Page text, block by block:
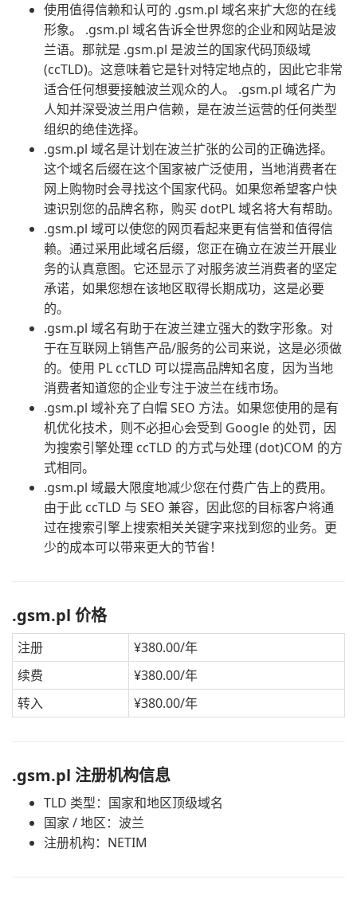
使用值得信赖和认可的 .gsm.pl 域名来扩大您的在线
形象。 .gsm.pl 域名告诉全世界您的企业和网站是波
兰语。那就是 .gsm.pl 是波兰的国家代码顶级域
(ccTLD)。这意味着它是针对特定地点的，因此它非常
适合任何想要接触波兰观众的人。 .gsm.pl 域名广为
人知并深受波兰用户信赖，是在波兰运营的任何类型
组织的绝佳选择。
.gsm.pl 域名是计划在波兰扩张的公司的正确选择。
这个域名后缀在这个国家被广泛使用，当地消费者在
网上购物时会寻找这个国家代码。如果您希望客户快
速识别您的品牌名称，购买 dotPL 域名将大有帮助。
.gsm.pl 域可以使您的网页看起来更有信誉和值得信
赖。通过采用此域名后缀，您正在确立在波兰开展业
务的认真意图。它还显示了对服务波兰消费者的坚定
承诺，如果您想在该地区取得长期成功，这是必要
的。
.gsm.pl 域名有助于在波兰建立强大的数字形象。对
于在互联网上销售产品/服务的公司来说，这是必须做
的。使用 PL ccTLD 可以提高品牌知名度，因为当地
消费者知道您的企业专注于波兰在线市场。
.gsm.pl 域补充了白帽 SEO 方法。如果您使用的是有
机优化技术，则不必担心会受到 Google 的处罚，因
为搜索引擎处理 ccTLD 的方式与处理 (dot)COM 的方
式相同。
.gsm.pl 域最大限度地减少您在付费广告上的费用。
由于此 ccTLD 与 SEO 兼容，因此您的目标客户将通
过在搜索引擎上搜索相关关键字来找到您的业务。更
少的成本可以带来更大的节省！
.gsm.pl 价格
注册
¥380.00/年
续费
¥380.00/年
转入
¥380.00/年
.gsm.pl 注册机构信息
TLD 类型：国家和地区顶级域名
国家 / 地区：波兰
注册机构：NETIM